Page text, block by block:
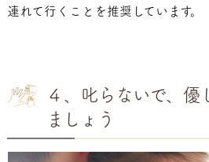
連れて行くことを推奨しています。
４、叱らないで、優
ましょう